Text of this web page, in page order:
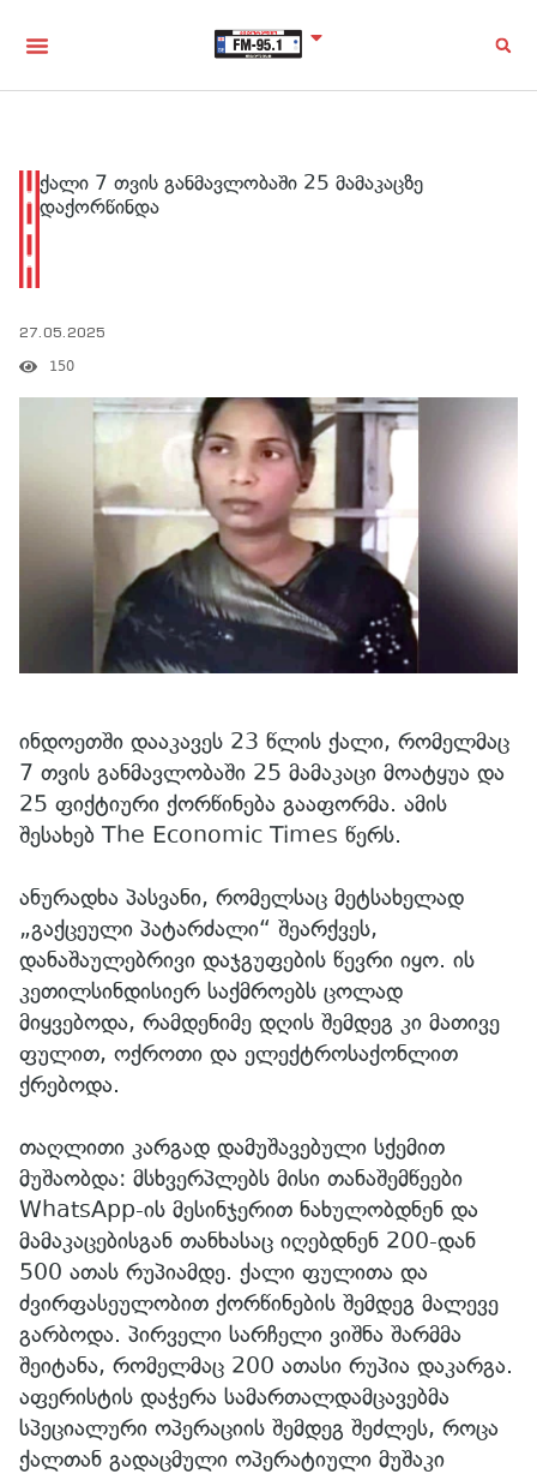
ქალი 7 თვის განმავლობაში 25 მამაკაცზე
დაქორწინდა
27.05.2025
150
ინდოეთში დააკავეს 23 წლის ქალი, რომელმაც
7 თვის განმავლობაში 25 მამაკაცი მოატყუა და
25 ფიქტიური ქორწინება გააფორმა. ამის
შესახებ The Economic Times წერს.
ანურადხა პასვანი, რომელსაც მეტსახელად
„გაქცეული პატარძალი“ შეარქვეს,
დანაშაულებრივი დაჯგუფების წევრი იყო. ის
კეთილსინდისიერ საქმროებს ცოლად
მიყვებოდა, რამდენიმე დღის შემდეგ კი მათივე
ფულით, ოქროთი და ელექტროსაქონლით
ქრებოდა.
თაღლითი კარგად დამუშავებული სქემით
მუშაობდა: მსხვერპლებს მისი თანაშემწეები
WhatsApp-ის მესინჯერით ნახულობდნენ და
მამაკაცებისგან თანხასაც იღებდნენ 200-დან
500 ათას რუპიამდე. ქალი ფულითა და
ძვირფასეულობით ქორწინების შემდეგ მალევე
გარბოდა. პირველი სარჩელი ვიშნა შარმმა
შეიტანა, რომელმაც 200 ათასი რუპია დაკარგა.
აფერისტის დაჭერა სამართალდამცავებმა
სპეციალური ოპერაციის შემდეგ შეძლეს, როცა
ქალთან გადაცმული ოპერატიული მუშაკი